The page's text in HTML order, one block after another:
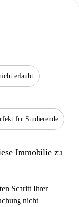
erlaubt
für Studierende
Immobilie zu
Schritt Ihrer
nicht